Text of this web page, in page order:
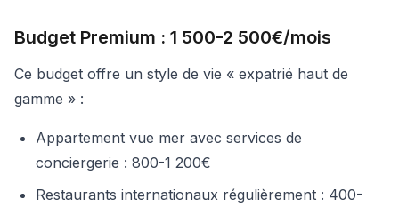
Budget Premium : 1 500-2 500€/mois
Ce budget offre un style de vie « expatrié haut de
gamme » :
Appartement vue mer avec services de
conciergerie : 800-1 200€
Restaurants internationaux régulièrement : 400-